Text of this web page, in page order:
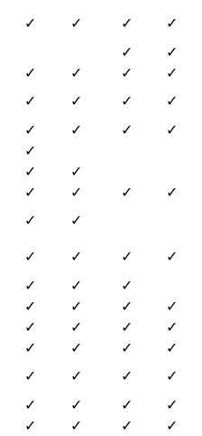
✓ ✓ ✓
✓
✓
✓
✓ ✓ ✓
✓
✓ ✓ ✓
✓
✓ ✓ ✓
✓
✓
✓
✓
✓ ✓ ✓
✓
✓
✓
✓ ✓ ✓
✓
✓ ✓
✓
✓ ✓ ✓
✓
✓ ✓ ✓
✓
✓ ✓ ✓
✓
✓ ✓ ✓
✓
✓ ✓ ✓
✓
✓ ✓ ✓
✓